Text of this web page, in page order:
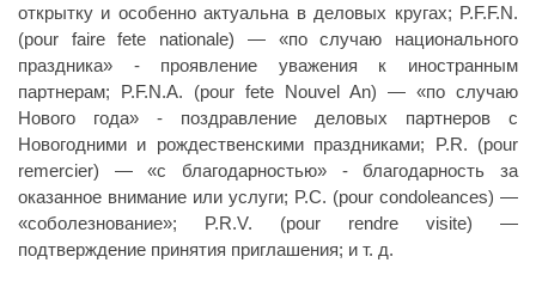
открытку и особенно актуальна в деловых кругах; P.F.F.N.
(рour faire fete nationale) — «по случаю национального
праздника» - проявление уважения к иностранным
партнерам; P.F.N.A. (рour fete Nouvel An) — «по случаю
Нового года» - поздравление деловых партнеров с
Новогодними и рождественскими праздниками; P.R. (рour
remercier) — «с благодарностью» - благодарность за
оказанное внимание или услуги; P.C. (рour condoleances) —
«соболезнование»; P.R.V. (рour rendre visite) —
подтверждение принятия приглашения; и т. д.